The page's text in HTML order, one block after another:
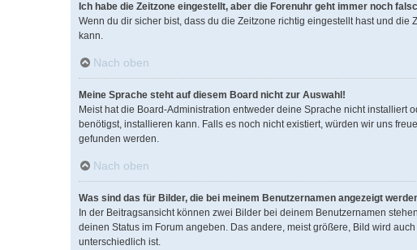
Ich habe die Zeitzone eingestellt, aber die Forenuhr geht immer noch
Wenn du dir sicher bist, dass du die Zeitzone richtig eingestellt hast und
kann.
Nach oben
Meine Sprache steht auf diesem Board nicht zur Auswahl!
Meist hat die Board-Administration entweder deine Sprache nicht installiert
benötigst, installieren kann. Falls es noch nicht existiert, würden wir uns
gefunden werden.
Nach oben
Was sind das für Bilder, die bei meinem Benutzernamen angezeigt
In der Beitragsansicht können zwei Bilder bei deinem Benutzernamen
deinen Status im Forum angeben. Das andere, meist größere, Bild wird
unterschiedlich ist.